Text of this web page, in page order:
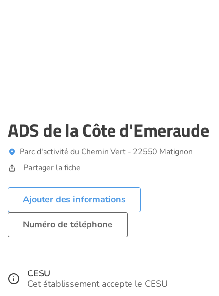
ADS de la Côte d'Emeraude
Parc d'activité du Chemin Vert - 22550 Matignon
Partager la fiche
Ajouter des informations
Numéro de téléphone
CESU
Cet établissement accepte le CESU